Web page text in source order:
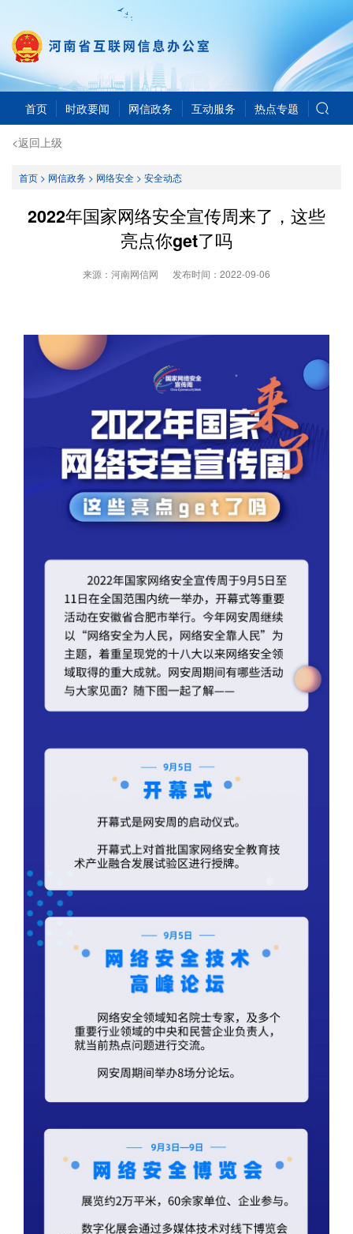
首页 时政要闻 网信政务 互动服务 热点专题
<返回上级
首页> 网信政务> 网络安全> 安全动态
2022年国家网络安全宣传周来了，这些
亮点你get了吗
来源：河南网信网 发布时间： 2022-09-06